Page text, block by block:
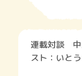
連載対談
スト：いと